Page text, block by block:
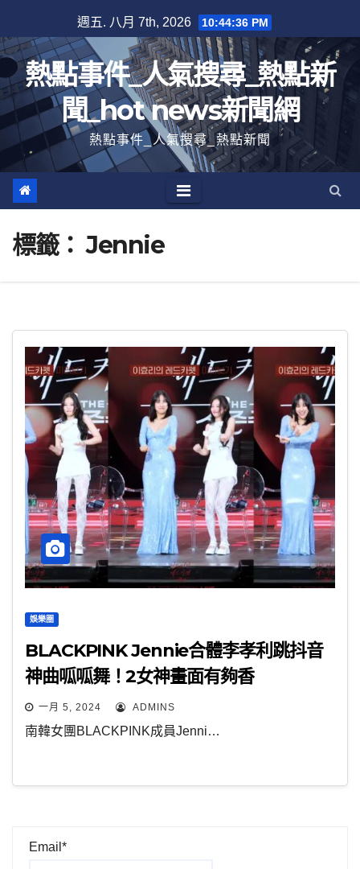
至
內
容
週五. 八月 7th, 2026 10:44:37 PM
熱點事件_人氣搜尋_熱點新
聞_hot news新聞網
熱點事件_人氣搜尋_熱點新聞
標籤：Jennie
娛樂圈
BLACKPINK Jennie合體李孝利跳抖音
神曲呱呱舞！2女神畫面有夠香
一月 5, 2024 ADMINS
南韓女團BLACKPINK成員Jenni…
Email*